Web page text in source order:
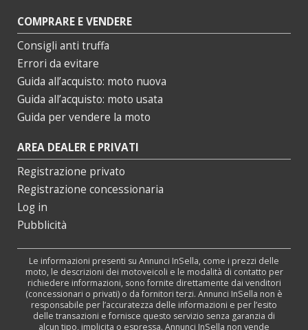
COMPRARE E VENDERE
Consigli anti truffa
Errori da evitare
Guida all’acquisto: moto nuova
Guida all’acquisto: moto usata
Guida per vendere la moto
AREA DEALER E PRIVATI
Registrazione privato
Registrazione concessionaria
Log in
Pubblicità
Le informazioni presenti su Annunci InSella, come i prezzi delle
moto, le descrizioni dei motoveicoli e le modalità di contatto per
richiedere informazioni, sono fornite direttamente dai venditori
(concessionari o privati) o da fornitori terzi. Annunci InSella non è
responsabile per l’accuratezza delle informazioni e per l’esito
delle transazioni e fornisce questo servizio senza garanzia di
alcun tipo, implicita o espressa. Annunci InSella non vende